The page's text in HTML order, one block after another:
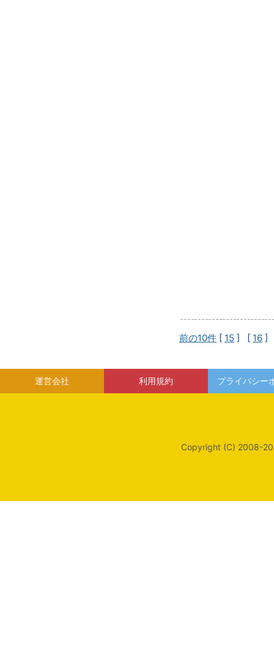
前の10件 [ 15 ] [ 16 ]
運営会社 利用規約 プライバシー
Copyright (C) 2008-